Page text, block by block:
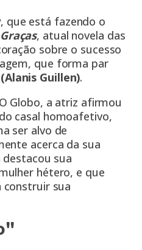
, que está fazendo o
, atual novela das
sobre o sucesso
que forma par
Guillen).
Globo, a atriz afirmou
casal homoafetivo,
ser alvo de
acerca da sua
destacou sua
hétero, e que
construir sua